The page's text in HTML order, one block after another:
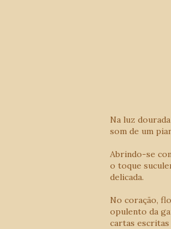
Na luz
som de um
Abrindo-se
o toque
delicada.
No coração,
opulento da
cartas